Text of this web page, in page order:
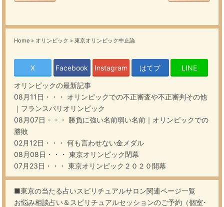
Home » オリンピック » 東京オリンピック中止論
X Facebook Instagram はてブ LINE
オリンピックの最新記事
08月11日・・・ オリンピックでの不正審査や不正審判その他
｜フランスパリオリンピック
08月07日・・・ 勝負に強い名前弱い名前｜オリンピックでの
勝敗
02月12日・・・ 何も言わせない金メダル
08月08日・・・ 東京オリンピック閉幕
07月23日・・・ 東京オリンピック２０２０開幕
■東京の当たる占いスピリチュアルサロン関連ページ一覧
お悩み相談占い＆スピリチュアルセッションのご予約（個室･